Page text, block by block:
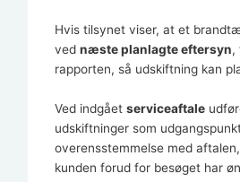
Hvis tilsynet viser, at et
ved næste planlagte eftersyn,
rapporten, så udskiftning kan
Ved indgået serviceaftale
udskiftninger som
overensstemmelse med
kunden forud for besøget har